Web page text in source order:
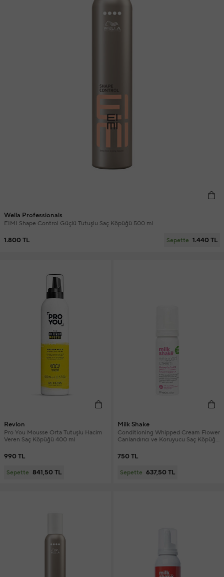
Wella Professionals
EIMI Shape Control Güçlü Tutuşlu Saç Köpüğü 500 ml
1.800 TL Sepette 1.440 TL
Revlon
Pro You Mousse Orta Tutuşlu Hacim
Veren Saç Köpüğü 400 ml
990 TL
Sepette 841,50 TL
Milk Shake
Conditioning Whipped Cream Flower
Canlandırıcı ve Koruyucu Saç Köpüğü
750 TL
Sepette 637,50 TL